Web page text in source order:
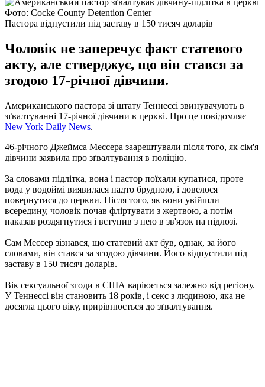
Фото: Cocke County Detention Center
Пастора відпустили під заставу в 150 тисяч доларів
Чоловік не заперечує факт статевого
акту, але стверджує, що він стався за
згодою 17-річної дівчини.
Американського пастора зі штату Теннессі звинувачують в
зґвалтуванні 17-річної дівчини в церкві. Про це повідомляє
New York Daily News.
46-річного Джеймса Мессера заарештували після того, як сім'я
дівчини заявила про зґвалтування в поліцію.
За словами підлітка, вона і пастор поїхали купатися, проте
вода у водоймі виявилася надто брудною, і довелося
повернутися до церкви. Після того, як вони увійшли
всередину, чоловік почав фліртувати з жертвою, а потім
наказав роздягнутися і вступив з нею в зв'язок на підлозі.
Сам Мессер зізнався, що статевий акт був, однак, за його
словами, він стався за згодою дівчини. Його відпустили під
заставу в 150 тисяч доларів.
Вік сексуальної згоди в США варіюється залежно від регіону.
У Теннессі він становить 18 років, і секс з людиною, яка не
досягла цього віку, прирівнюється до зґвалтування.